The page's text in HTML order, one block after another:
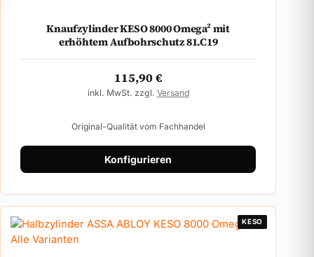
Knaufzylinder KESO 8000 Omega² mit
erhöhtem Aufbohrschutz 81.C19
115,90€
inkl. MwSt. zzgl. Versand
Original-Qualität vom Fachhandel
Konfigurieren
KESO